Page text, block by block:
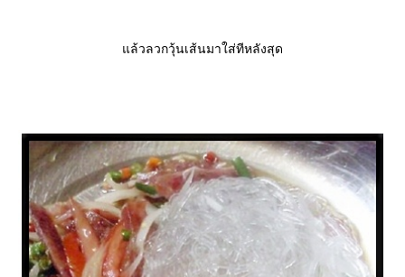
ล้วลวกวุ้นเส้นมาใส่ทีหลังสุด